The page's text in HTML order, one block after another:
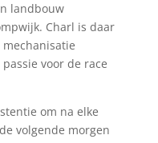
landbouw
Charl is daar
voor de race
om na elke
volgende morgen